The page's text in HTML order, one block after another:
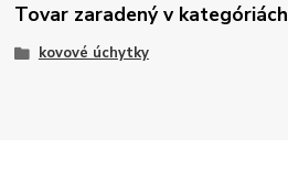
Tovar zaradený v kategóriách
kovové úchytky